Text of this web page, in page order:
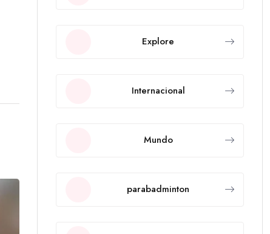
Explore
Internacional
Mundo
parabadminton